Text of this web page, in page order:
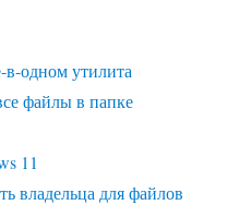
одном утилита
файлы в папке
11
владельца для файлов